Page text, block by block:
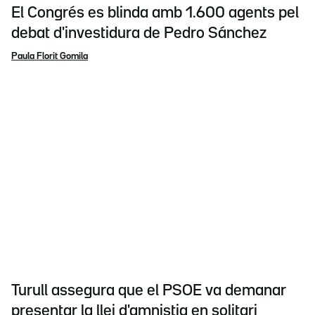
El Congrés es blinda amb 1.600 agents pel
debat d'investidura de Pedro Sánchez
Paula Florit Gomila
Turull assegura que el PSOE va demanar
presentar la llei d'amnistia en solitari